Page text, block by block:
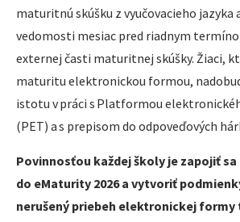
maturitnú skúšku z vyučovacieho jazyka
vedomosti mesiac pred riadnym
externej časti maturitnej skúšky. Žiaci,
maturitu elektronickou formou,
istotu v práci s Platformou
(PET) a s prepisom do odpoveďových
Povinnosťou každej školy je zapojiť sa
do eMaturity 2026 a vytvoriť
nerušený priebeh elektronickej